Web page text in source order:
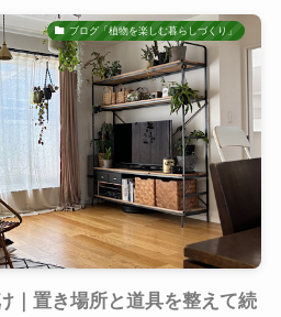
ブログ「植物を楽しむ暮らしづくり」
｜置き場所と道具を整えて続